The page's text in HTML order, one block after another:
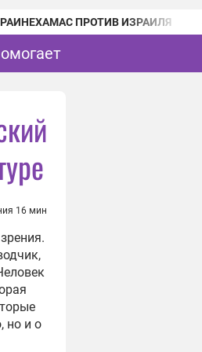
ХАМАС ПРОТИВ ИЗРАИЛЯ
16 мин
но и о